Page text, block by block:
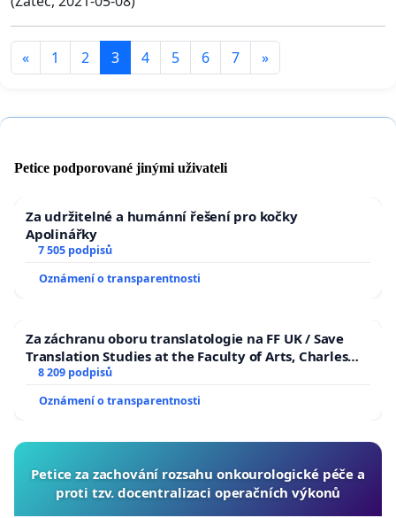
« 1 2 3 4 5 6 7 »
Petice podporované jinými uživateli
Za udržitelné a humánní řešení pro kočky
Apolinářky
7 505 podpisů
Oznámení o transparentnosti
Za záchranu oboru translatologie na FF UK / Save
Translation Studies at the Faculty of Arts, Charles
University
8 209 podpisů
Oznámení o transparentnosti
Petice za zachování rozsahu onkourologické péče a
proti tzv. docentralizaci operačních výkonů